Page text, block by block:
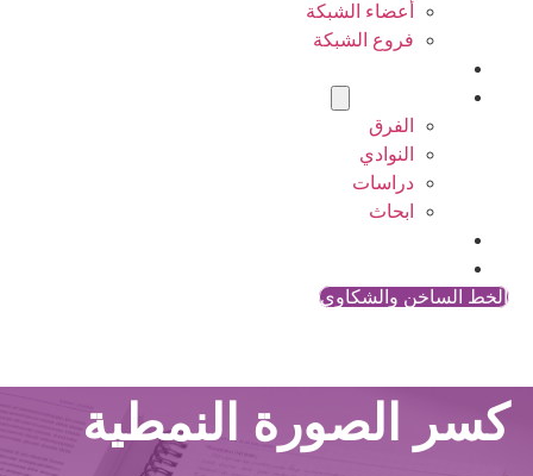
أعضاء الشبكة
فروع الشبكة
الفرق
النوادي
دراسات
ابحاث
الخط الساخن والشكاوي
كسر الصورة النمطية